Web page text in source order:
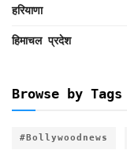
हरियाणा
हिमाचल प्रदेश
Browse by Tags
#Bollywoodnews